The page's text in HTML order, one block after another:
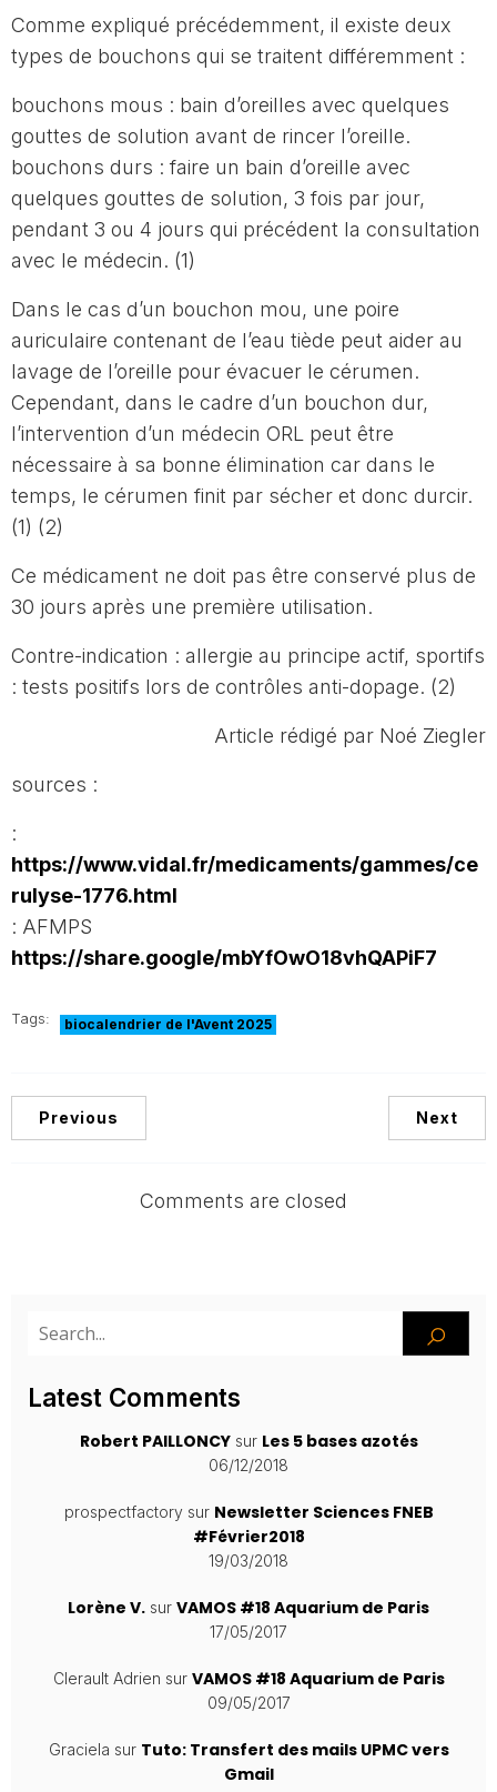
Comme expliqué précédemment, il existe deux
types de bouchons qui se traitent différemment :
bouchons mous : bain d’oreilles avec quelques
gouttes de solution avant de rincer l’oreille.
bouchons durs : faire un bain d’oreille avec
quelques gouttes de solution, 3 fois par jour,
pendant 3 ou 4 jours qui précédent la consultation
avec le médecin. (1)
Dans le cas d’un bouchon mou, une poire
auriculaire contenant de l’eau tiède peut aider au
lavage de l’oreille pour évacuer le cérumen.
Cependant, dans le cadre d’un bouchon dur,
l’intervention d’un médecin ORL peut être
nécessaire à sa bonne élimination car dans le
temps, le cérumen finit par sécher et donc durcir.
(1) (2)
Ce médicament ne doit pas être conservé plus de
30 jours après une première utilisation.
Contre-indication : allergie au principe actif, sportifs
: tests positifs lors de contrôles anti-dopage. (2)
Article rédigé par Noé Ziegler
sources :
:
https://www.vidal.fr/medicaments/gammes/ce
rulyse-1776.html
: AFMPS
https://share.google/mbYfOwO18vhQAPiF7
Tags: biocalendrier de l'Avent 2025
Previous Next
Comments are closed
Latest Comments
Robert PAILLONCYsur Les 5 bases azotés
06/12/2018
prospectfactorysur Newsletter Sciences FNEB
#Février2018
19/03/2018
Lorène V. sur VAMOS #18 Aquarium de Paris
17/05/2017
Clerault Adrien sur VAMOS #18 Aquarium de Paris
09/05/2017
Graciela sur Tuto: Transfert des mails UPMC vers
Gmail